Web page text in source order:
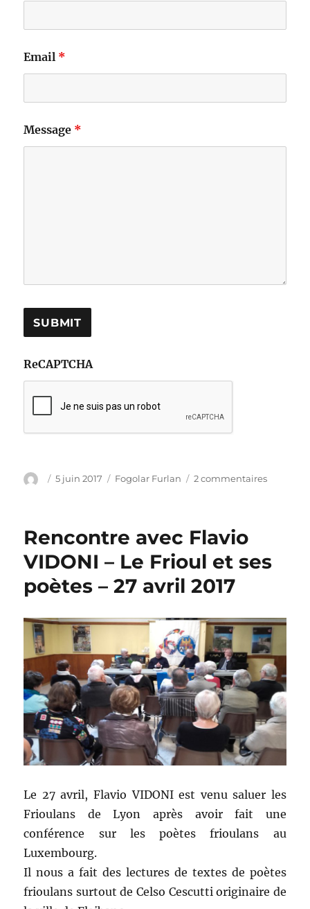
Email *
Message *
ReCAPTCHA
Auteur
Publié
5 juin 2017 Catégories
Fogolar Furlan 2 commentairessur
Medico
Rencontre avec Flavio
VIDONI – Le Frioul et ses
poètes – 27 avril 2017
Le 27 avril, Flavio VIDONI est venu saluer les
Frioulans de Lyon après avoir fait une
conférence sur les poètes frioulans au
Luxembourg.
Il nous a fait des lectures de textes de poètes
frioulans surtout de Celso Cescutti originaire de